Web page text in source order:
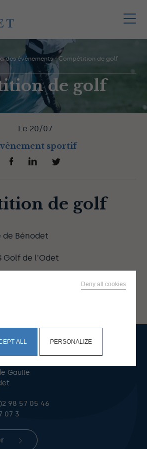
des événements-Compétition de golf
de golf
Le 20/07
sportif
de golf
de Bénodet
Golf de l'Odet
Gaulle
98 57 05 46
07 3
ALL
Deny all cookies
PERSONALIZE